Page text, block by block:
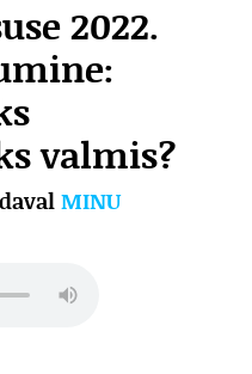
2022.
valmis?
MINU